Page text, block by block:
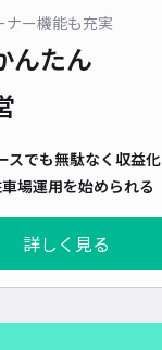
ナー機能も充実
んたん
スでも無駄なく収益化
場運用を始められる
詳しく見る